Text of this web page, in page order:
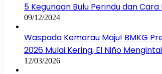
5 Kegunaan Bulu Perindu dan Cara
09/12/2024
Waspada Kemarau Maju! BMKG
2026 Mulai Kering, El Niño Mengintai
12/03/2026